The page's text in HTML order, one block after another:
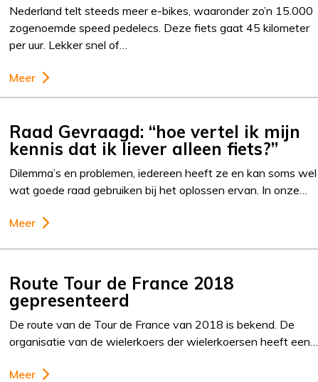
Nederland telt steeds meer e-bikes, waaronder zo’n 15.000
zogenoemde speed pedelecs. Deze fiets gaat 45 kilometer
per uur. Lekker snel of…
Meer
Raad Gevraagd: “hoe vertel ik mijn
kennis dat ik liever alleen fiets?”
Dilemma’s en problemen, iedereen heeft ze en kan soms wel
wat goede raad gebruiken bij het oplossen ervan. In onze…
Meer
Route Tour de France 2018
gepresenteerd
De route van de Tour de France van 2018 is bekend. De
organisatie van de wielerkoers der wielerkoersen heeft een…
Meer